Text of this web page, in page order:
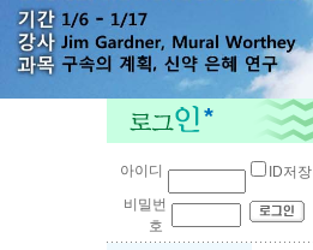
아이디
ID저장
비밀번
호